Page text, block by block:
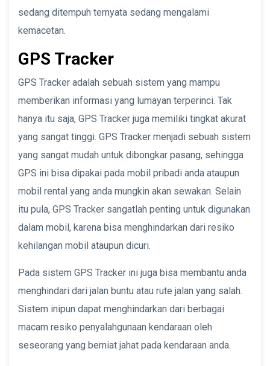
sedang ditempuh ternyata sedang mengalami
kemacetan.
GPS Tracker
GPS Tracker adalah sebuah sistem yang mampu
memberikan informasi yang lumayan terperinci. Tak
hanya itu saja, GPS Tracker juga memiliki tingkat akurat
yang sangat tinggi. GPS Tracker menjadi sebuah sistem
yang sangat mudah untuk dibongkar pasang, sehingga
GPS ini bisa dipakai pada mobil pribadi anda ataupun
mobil rental yang anda mungkin akan sewakan. Selain
itu pula, GPS Tracker sangatlah penting untuk digunakan
dalam mobil, karena bisa menghindarkan dari resiko
kehilangan mobil ataupun dicuri.
Pada sistem GPS Tracker ini juga bisa membantu anda
menghindari dari jalan buntu atau rute jalan yang salah.
Sistem inipun dapat menghindarkan dari berbagai
macam resiko penyalahgunaan kendaraan oleh
seseorang yang berniat jahat pada kendaraan anda.